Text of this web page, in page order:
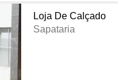
Loja De Calçado
Sapataria